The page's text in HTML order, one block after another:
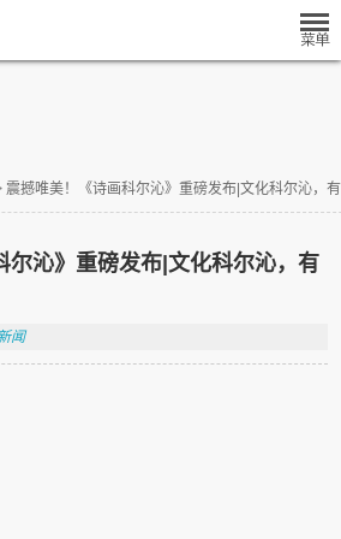
震撼唯美！《诗画科尔沁》重磅发布|文化科尔沁，
尔沁》重磅发布|文化科尔沁，有
闻